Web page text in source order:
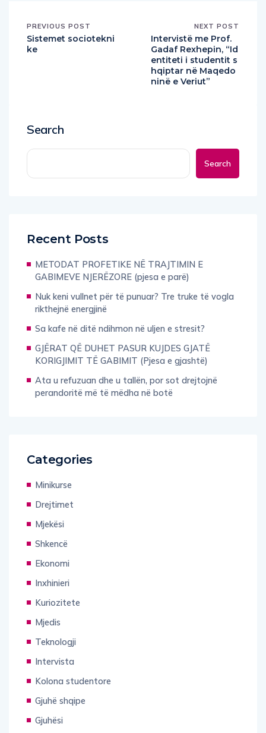
PREVIOUS POST
Sistemet sociotekni
ke
NEXT POST
Intervistë me Prof.
Gadaf Rexhepin, “Id
entiteti i studentit s
hqiptar në Maqedo
ninë e Veriut”
Search
Search
Recent Posts
METODAT PROFETIKE NË TRAJTIMIN E
GABIMEVE NJERËZORE (pjesa e parë)
Nuk keni vullnet për të punuar? Tre truke të vogla
rikthejnë energjinë
Sa kafe në ditë ndihmon në uljen e stresit?
GJËRAT QË DUHET PASUR KUJDES GJATË
KORIGJIMIT TË GABIMIT (Pjesa e gjashtë)
Ata u refuzuan dhe u tallën, por sot drejtojnë
perandoritë më të mëdha në botë
Categories
Minikurse
Drejtimet
Mjekësi
Shkencë
Ekonomi
Inxhinieri
Kuriozitete
Mjedis
Teknologji
Intervista
Kolona studentore
Gjuhë shqipe
Gjuhësi